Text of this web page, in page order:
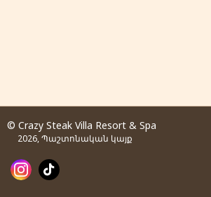
© Crazy Steak Villa Resort & Spa
2026, Պաշտոնական կայք